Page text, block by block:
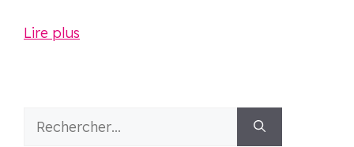
Lire plus
Rechercher :